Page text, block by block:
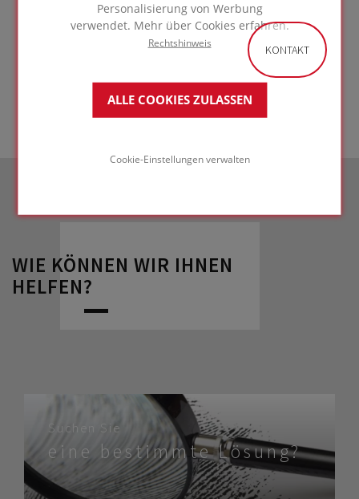
Personalisierung von Werbung
verwendet. Mehr über Cookies erfahren.
Rechtshinweis
ALLE COOKIES ZULASSEN
Cookie-Einstellungen verwalten
ZUR LÖSUNG
WIE KÖNNEN WIR IHNEN
HELFEN?
Suchen Sie
eine bestimmte Lösung?
KONTAKT